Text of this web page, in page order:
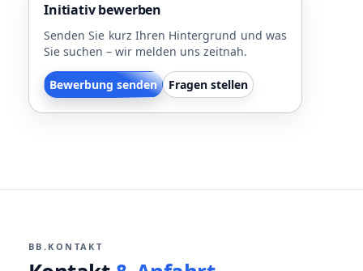
Initiativ bewerben
Senden Sie kurz Ihren Hintergrund und was
Sie suchen – wir melden uns zeitnah.
Bewerbung senden Fragen stellen
BB.KONTAKT